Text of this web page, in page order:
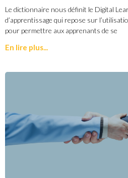
Le dictionnaire nous définit le Digital
d’apprentissage qui repose sur
pour permettre aux apprenants de se
En lire plus...